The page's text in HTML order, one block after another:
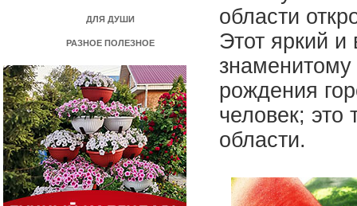
ДЛЯ ДУШИ
РАЗНОЕ ПОЛЕЗНОЕ
области
Этот яркий
рождения
человек; это
области.